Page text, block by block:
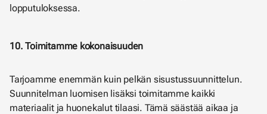
lopputuloksessa.
10. Toimitamme kokonaisuuden
Tarjoamme enemmän kuin pelkän sisustussuunnittelun.
Suunnitelman luomisen lisäksi toimitamme kaikki
materiaalit ja huonekalut tilaasi. Tämä säästää aikaa ja